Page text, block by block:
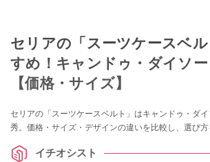
セリアの「スーツケースベ
すめ！キャンドゥ・ダイソ
【価格・サイズ】
セリアの「スーツケースベルト」はキャンドゥ・ダ
秀。価格・サイズ・デザインの違いを比較し、選び方
イチオシスト